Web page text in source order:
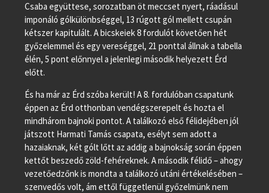
Csaba együttese, sorozatban öt meccset nyert, ráadásul
imponáló gólkülönbséggel, 13 rúgott gól mellett csupán
kétszer kapitulált. A bicskeiek 8 fordulót követően hét
győzelemmel és egy vereséggel, 21 ponttal állnak a tabella
élén, 5 pont előnnyel a jelenlegi második helyezett Érd
előtt.
És ha már az Érd szóba került! A 8. fordulóban csapatunk
éppen az Érd otthonban vendégszerepelt és hozta el
mindhárom bajnoki pontot. A találkozó első félidejében jól
játszott Harmati Tamás csapata, esélyt sem adott a
hazaiaknak, két gólt lőtt az addig a bajnokság során éppen
kettőt beszedő zöld-fehéreknek. A második félidő – ahogy
vezetőedzőnk is mondta a találkozó utáni értékelésében –
szenvedős volt, ám ettől függetlenül győzelmünk nem